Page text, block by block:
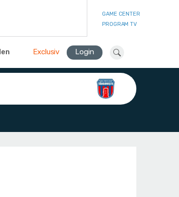
GAME CENTER
PROGRAM TV
Exclusiv Login